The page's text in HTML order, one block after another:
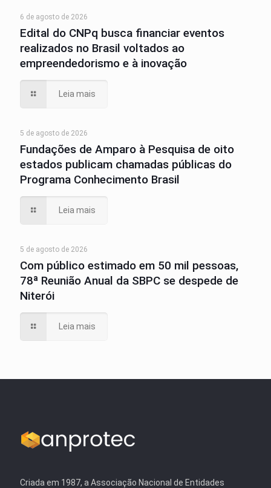
6 de agosto de 2026
Edital do CNPq busca financiar eventos
realizados no Brasil voltados ao
empreendedorismo e à inovação
Leia mais
5 de agosto de 2026
Fundações de Amparo à Pesquisa de oito
estados publicam chamadas públicas do
Programa Conhecimento Brasil
Leia mais
5 de agosto de 2026
Com público estimado em 50 mil pessoas,
78ª Reunião Anual da SBPC se despede de
Niterói
Leia mais
Criada em 1987, a Associação Nacional de Entidades